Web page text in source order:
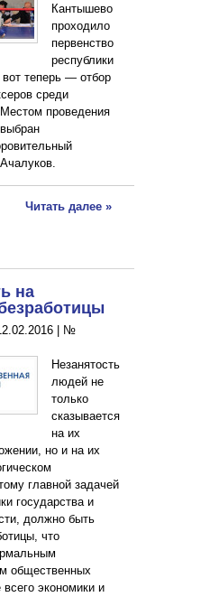
Кантышево
проходило
первенство
республики
теперь — отбор
среди
проведения
Читать далее »
на
№
Незанятость
людей не
только
сказывается
на их
но и на их
главной задачей
государства и
должно быть
что
общественных
экономики и